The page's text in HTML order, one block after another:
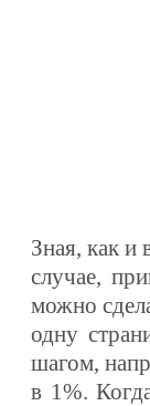
Зная, как
случае,
можно
одну
шагом,
в 1%.